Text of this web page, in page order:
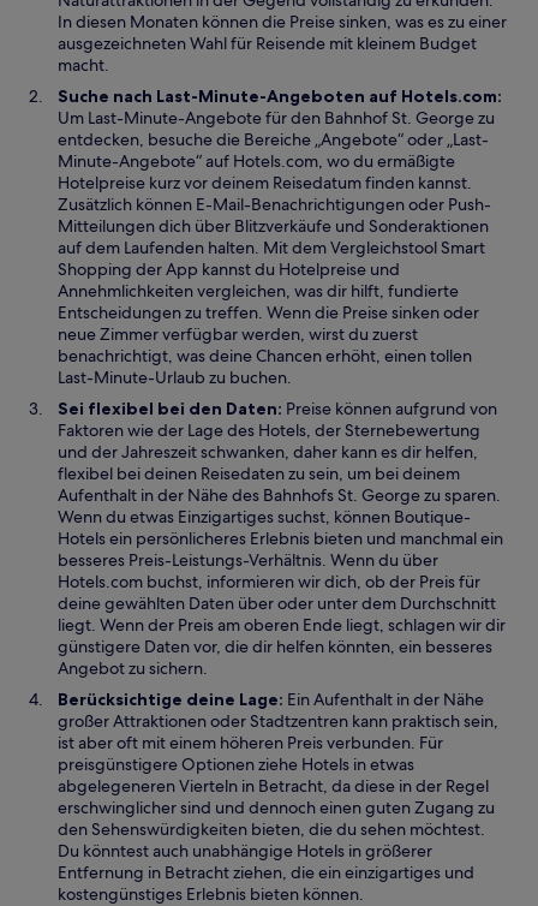
e
t
t
e
r
e
ö
f
f
n
e
t
In diesen Monaten können die Preise sinken, was es zu einer
ausgezeichneten Wahl für Reisende mit kleinem Budget
macht.
Suche nach Last-Minute-Angeboten auf Hotels.com:
Um Last-Minute-Angebote für den Bahnhof St. George zu
entdecken, besuche die Bereiche „Angebote“ oder „Last-
Minute-Angebote“ auf Hotels.com, wo du ermäßigte
Hotelpreise kurz vor deinem Reisedatum finden kannst.
Zusätzlich können E-Mail-Benachrichtigungen oder Push-
Mitteilungen dich über Blitzverkäufe und Sonderaktionen
auf dem Laufenden halten. Mit dem Vergleichstool Smart
Shopping der App kannst du Hotelpreise und
Annehmlichkeiten vergleichen, was dir hilft, fundierte
Entscheidungen zu treffen. Wenn die Preise sinken oder
neue Zimmer verfügbar werden, wirst du zuerst
benachrichtigt, was deine Chancen erhöht, einen tollen
Last-Minute-Urlaub zu buchen.
Sei flexibel bei den Daten: Preise können aufgrund von
Faktoren wie der Lage des Hotels, der Sternebewertung
und der Jahreszeit schwanken, daher kann es dir helfen,
flexibel bei deinen Reisedaten zu sein, um bei deinem
Aufenthalt in der Nähe des Bahnhofs St. George zu sparen.
Wenn du etwas Einzigartiges suchst, können Boutique-
Hotels ein persönlicheres Erlebnis bieten und manchmal ein
besseres Preis-Leistungs-Verhältnis. Wenn du über
Hotels.com buchst, informieren wir dich, ob der Preis für
deine gewählten Daten über oder unter dem Durchschnitt
liegt. Wenn der Preis am oberen Ende liegt, schlagen wir dir
günstigere Daten vor, die dir helfen könnten, ein besseres
Angebot zu sichern.
Berücksichtige deine Lage: Ein Aufenthalt in der Nähe
großer Attraktionen oder Stadtzentren kann praktisch sein,
ist aber oft mit einem höheren Preis verbunden. Für
preisgünstigere Optionen ziehe Hotels in etwas
abgelegeneren Vierteln in Betracht, da diese in der Regel
erschwinglicher sind und dennoch einen guten Zugang zu
den Sehenswürdigkeiten bieten, die du sehen möchtest.
Du könntest auch unabhängige Hotels in größerer
Entfernung in Betracht ziehen, die ein einzigartiges und
kostengünstiges Erlebnis bieten können.